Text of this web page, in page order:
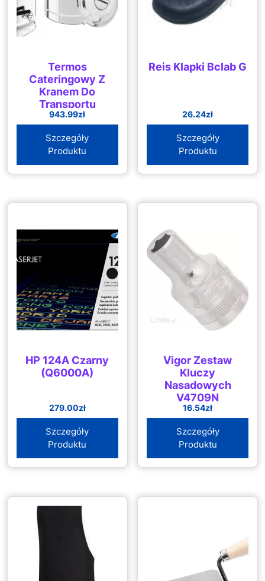
Termos
Cateringowy Z
Kranem Do
Transportu
Napojów Stalowy
30L
943.99zł
Szczegóły
Produktu
Reis Klapki Bclab G
26.24zł
Szczegóły
Produktu
HP 124A Czarny
(Q6000A)
279.00zł
Szczegóły
Produktu
Vigor Zestaw
Kluczy
Nasadowych
V4709N
16.54zł
Szczegóły
Produktu